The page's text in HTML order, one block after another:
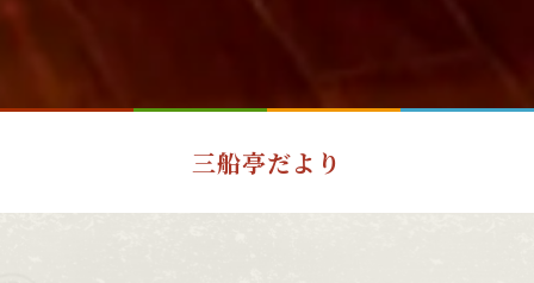
三船亭だより